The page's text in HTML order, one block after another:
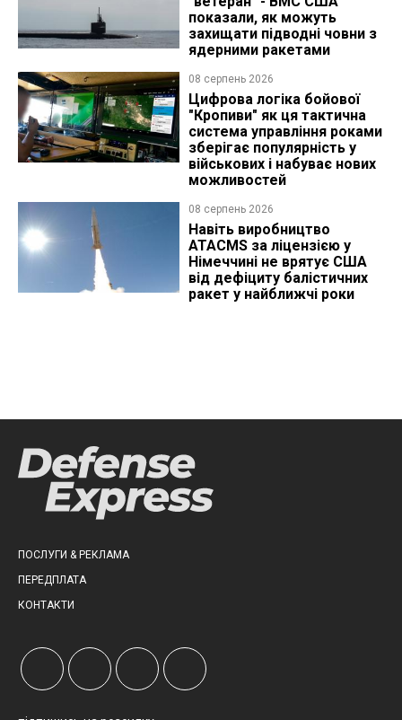
показали, як можуть
захищати підводні човни з
ядерними ракетами
08 серпень 2026
Цифрова логіка бойової
"Кропиви" як ця тактична
система управління роками
зберігає популярність у
військових і набуває нових
можливостей
08 серпень 2026
Навіть виробництво
ATACMS за ліцензією у
Німеччині не врятує США
від дефіциту балістичних
ракет у найближчі роки
ПОСЛУГИ & РЕКЛАМА
ПЕРЕДПЛАТА
КОНТАКТИ